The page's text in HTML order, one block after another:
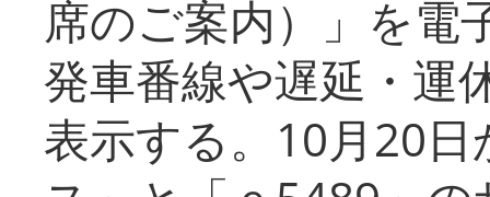
席のご案内）」を電
発車番線や遅延・運
表示する。10月20